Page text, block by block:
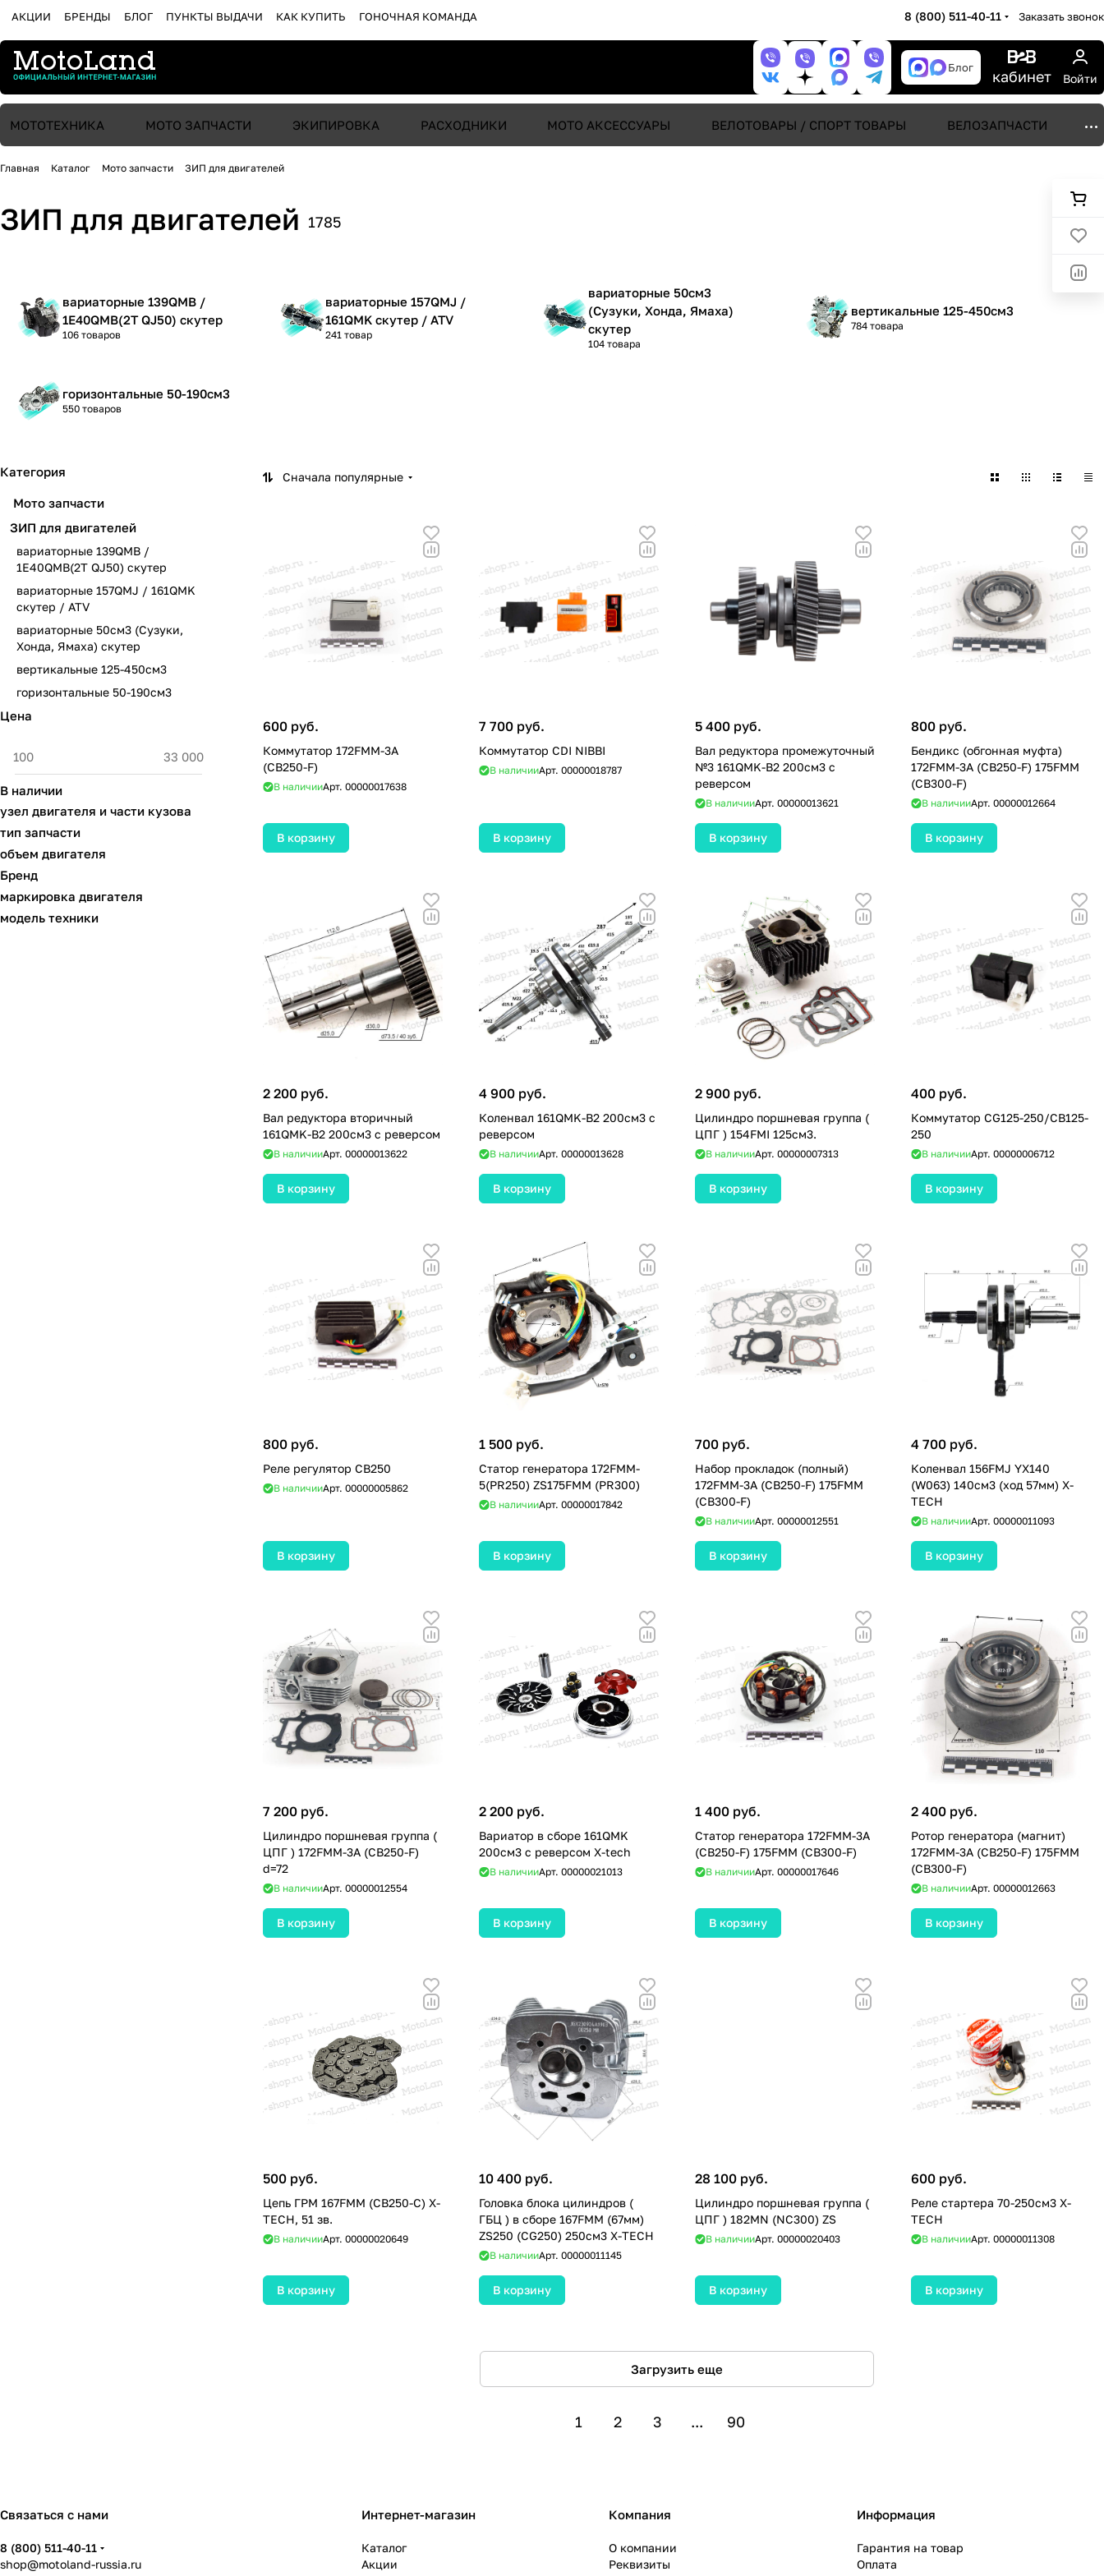
АКЦИИ БРЕНДЫ БЛОГ ПУНКТЫ ВЫДАЧИ КАК КУПИТЬ ГОНОЧНАЯ КОМАНДА 8 (800) 511-40-11 Заказать звонок
Блог кабинет Войти
МОТОТЕХНИКА МОТО ЗАПЧАСТИ ЭКИПИРОВКА РАСХОДНИКИ МОТО АКСЕССУАРЫ ВЕЛОТОВАРЫ / СПОРТ ТОВАРЫ ВЕЛОЗАПЧАСТИ
Главная Каталог Мото запчасти ЗИП для двигателей
ЗИП для двигателей 1785
вариаторные 139QMB /
1E40QMB(2T QJ50) скутер
106 товаров
вариаторные 157QMJ /
161QMK скутер / ATV
241 товар
вариаторные 50см3
(Сузуки, Хонда, Ямаха)
скутер
104 товара
вертикальные 125-450см3
784 товара
горизонтальные 50-190см3
550 товаров
Сначала популярные
600 руб.
Коммутатор 172FMM-3A
(CB250-F)
В наличииАрт. 00000017638
В корзину
7 700 руб.
Коммутатор CDI NIBBI
В наличииАрт. 00000018787
В корзину
5 400 руб.
Вал редуктора промежуточный
№3 161QMK-B2 200см3 с
реверсом
В наличииАрт. 00000013621
В корзину
800 руб.
Бендикс (обгонная муфта)
172FMM-3A (CB250-F) 175FMM
(CB300-F)
В наличииАрт. 00000012664
В корзину
2 200 руб.
Вал редуктора вторичный
161QMK-B2 200см3 с реверсом
В наличииАрт. 00000013622
В корзину
4 900 руб.
Коленвал 161QMK-B2 200см3 с
реверсом
В наличииАрт. 00000013628
В корзину
2 900 руб.
Цилиндро поршневая группа (
ЦПГ ) 154FMI 125см3.
В наличииАрт. 00000007313
В корзину
400 руб.
Коммутатор CG125-250/CB125-
250
В наличииАрт. 00000006712
В корзину
800 руб.
Реле регулятор CB250
В наличииАрт. 00000005862
В корзину
1 500 руб.
Статор генератора 172FMM-
5(PR250) ZS175FMM (PR300)
В наличииАрт. 00000017842
В корзину
700 руб.
Набор прокладок (полный)
172FMM-3A (CB250-F) 175FMM
(CB300-F)
В наличииАрт. 00000012551
В корзину
4 700 руб.
Коленвал 156FMJ YX140
(W063) 140см3 (ход 57мм) X-
TECH
В наличииАрт. 00000011093
В корзину
7 200 руб.
Цилиндро поршневая группа (
ЦПГ ) 172FMM-3A (CB250-F)
d=72
В наличииАрт. 00000012554
В корзину
2 200 руб.
Вариатор в сборе 161QMK
200см3 с реверсом X-tech
В наличииАрт. 00000021013
В корзину
1 400 руб.
Статор генератора 172FMM-3A
(CB250-F) 175FMM (CB300-F)
В наличииАрт. 00000017646
В корзину
2 400 руб.
Ротор генератора (магнит)
172FMM-3A (CB250-F) 175FMM
(CB300-F)
В наличииАрт. 00000012663
В корзину
500 руб.
Цепь ГРМ 167FMM (CB250-C) X-
TECH, 51 зв.
В наличииАрт. 00000020649
В корзину
10 400 руб.
Головка блока цилиндров (
ГБЦ ) в сборе 167FMM (67мм)
ZS250 (CG250) 250см3 X-TECH
В наличииАрт. 00000011145
В корзину
28 100 руб.
Цилиндро поршневая группа (
ЦПГ ) 182MN (NC300) ZS
В наличииАрт. 00000020403
В корзину
600 руб.
Реле стартера 70-250см3 X-
TECH
В наличииАрт. 00000011308
В корзину
Загрузить еще
1 2 3 ... 90
Категория
Мото запчасти
ЗИП для двигателей
вариаторные 139QMB /
1E40QMB(2T QJ50) скутер
вариаторные 157QMJ / 161QMK
скутер / ATV
вариаторные 50см3 (Сузуки,
Хонда, Ямаха) скутер
вертикальные 125-450см3
горизонтальные 50-190см3
Цена
В наличии
узел двигателя и части кузова
тип запчасти
объем двигателя
Бренд
маркировка двигателя
модель техники
Связаться с нами
8 (800) 511-40-11
shop@motoland-russia.ru
Интернет-магазин
Каталог
Акции
Компания
О компании
Реквизиты
Информация
Гарантия на товар
Оплата